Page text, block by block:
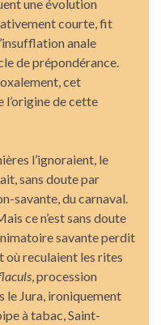
une évolution
courte, fit
anale
de prépondérance.
cet
l’origine de cette
l’ignoraient, le
sans doute par
savante, du carnaval.
ce n’est sans doute
savante perdit
où reculaient les rites
, procession
le Jura, ironiquement
à tabac, Saint-